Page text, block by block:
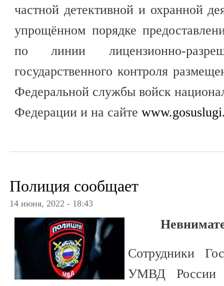
частной детективной и охранной
упрощённом порядке
по линии лицензионно-
государственного контроля
Федеральной службы войск
Федерации и на сайте
Полиция сообщает
14 июня, 2022 - 18:43
Сотрудники
УМВД России